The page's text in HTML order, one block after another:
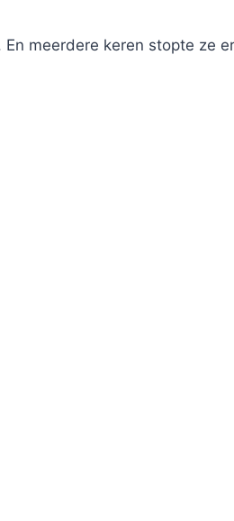
En meerdere keren stopte ze